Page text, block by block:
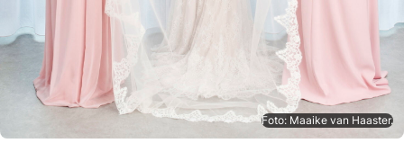
Foto: Maaike van Haaster.